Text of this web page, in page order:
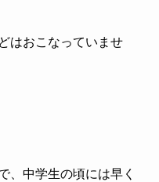
はおこなっていませ
、中学生の頃には早く